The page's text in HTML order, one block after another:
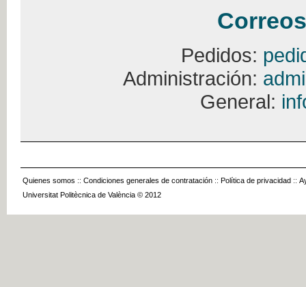
Pedidos:
Administración:
General:
Quienes somos :: Condiciones generales de contratación :: Política de privacidad ::
Universitat Politècnica de València © 2012